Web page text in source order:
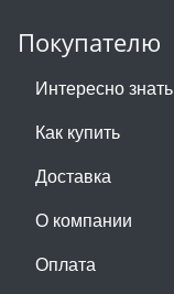
Покупателю
Интересно знать
Как купить
Доставка
О компании
Оплата